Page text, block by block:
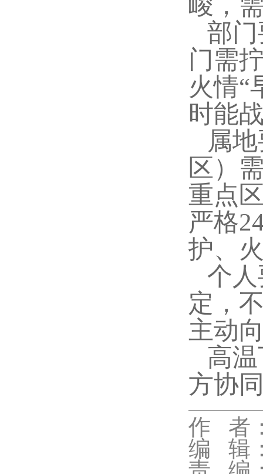
部
门需
火情“
时能
属
区）
重点
严格
护、
个
定，
主动
高
方协
代佳兴
作 者
编 辑